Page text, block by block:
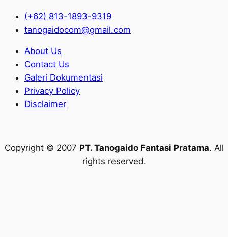
(+62) 813-1893-9319
tanogaidocom@gmail.com
About Us
Contact Us
Galeri Dokumentasi
Privacy Policy
Disclaimer
Copyright © 2007 PT. Tanogaido Fantasi Pratama. All
rights reserved.